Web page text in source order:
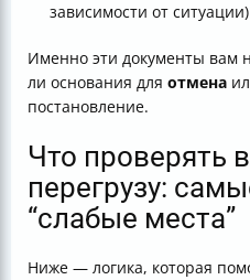
зависимости от ситуации)
Именно эти документы вам
ли основания для отмена
постановление.
Что проверять
перегрузу:
“слабые места”
Ниже — логика, которая